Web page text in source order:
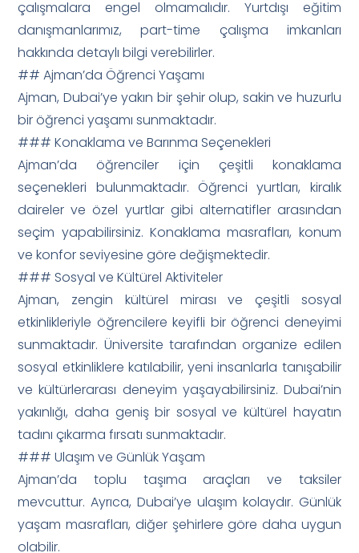
çalışmalara engel olmamalıdır. Yurtdışı eğitim
danışmanlarımız, part-time çalışma imkanları
hakkında detaylı bilgi verebilirler.
## Ajman’da Öğrenci Yaşamı
Ajman, Dubai’ye yakın bir şehir olup, sakin ve huzurlu
bir öğrenci yaşamı sunmaktadır.
### Konaklama ve Barınma Seçenekleri
Ajman’da öğrenciler için çeşitli konaklama
seçenekleri bulunmaktadır. Öğrenci yurtları, kiralık
daireler ve özel yurtlar gibi alternatifler arasından
seçim yapabilirsiniz. Konaklama masrafları, konum
ve konfor seviyesine göre değişmektedir.
### Sosyal ve Kültürel Aktiviteler
Ajman, zengin kültürel mirası ve çeşitli sosyal
etkinlikleriyle öğrencilere keyifli bir öğrenci deneyimi
sunmaktadır. Üniversite tarafından organize edilen
sosyal etkinliklere katılabilir, yeni insanlarla tanışabilir
ve kültürlerarası deneyim yaşayabilirsiniz. Dubai’nin
yakınlığı, daha geniş bir sosyal ve kültürel hayatın
tadını çıkarma fırsatı sunmaktadır.
### Ulaşım ve Günlük Yaşam
Ajman’da toplu taşıma araçları ve taksiler
mevcuttur. Ayrıca, Dubai’ye ulaşım kolaydır. Günlük
yaşam masrafları, diğer şehirlere göre daha uygun
olabilir.